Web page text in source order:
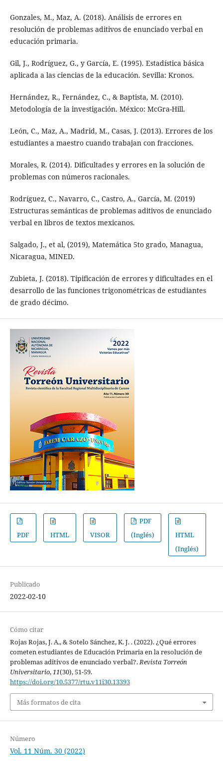
Gonzales, M., Maz, A. (2018). Análisis de errores en
resolución de problemas aditivos de enunciado verbal en
educación primaria.
Gil, J., Rodríguez, G., y García, E. (1995). Estadística básica
aplicada a las ciencias de la educación. Sevilla: Kronos.
Hernández, R., Fernández, C., & Baptista, M. (2010).
Metodología de la investigación. México: McGra-Hill.
León, C., Maz, A., Madrid, M., Casas, J. (2013). Errores de los
estudiantes a maestro cuando trabajan con fracciones.
Morales, R. (2014). Dificultades y errores en la solución de
problemas con números racionales.
Rodríguez, C., Navarro, C., Castro, A., García, M. (2019)
Estructuras semánticas de problemas aditivos de enunciado
verbal en libros de textos mexicanos.
Salgado, J., et al, (2019), Matemática 5to grado, Managua,
Nicaragua, MINED.
Zubieta, J. (2018). Tipificación de errores y dificultades en el
desarrollo de las funciones trigonométricas de estudiantes
de grado décimo.
PDF HTML VISOR
PDF
(Inglés)
HTML
(Inglés)
Publicado
2022-02-10
Cómo citar
Rojas Rojas, J. A., & Sotelo Sánchez, K. J. . (2022). ¿Qué errores
cometen estudiantes de Educación Primaria en la resolución de
problemas aditivos de enunciado verbal?.Revista Torreón
Universitario,11(30), 51-59.
https://doi.org/10.5377/rtu.v11i30.13393
Más formatos de cita
Número
Vol. 11 Núm. 30 (2022)